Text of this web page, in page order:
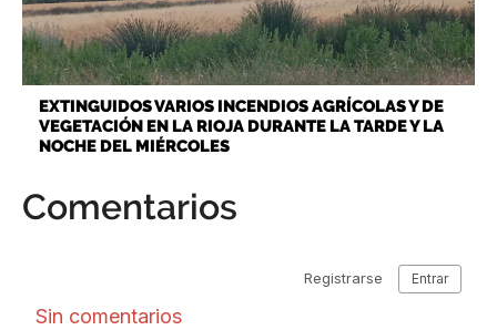
EXTINGUIDOS VARIOS INCENDIOS AGRÍCOLAS Y DE
VEGETACIÓN EN LA RIOJA DURANTE LA TARDE Y LA
NOCHE DEL MIÉRCOLES
Comentarios